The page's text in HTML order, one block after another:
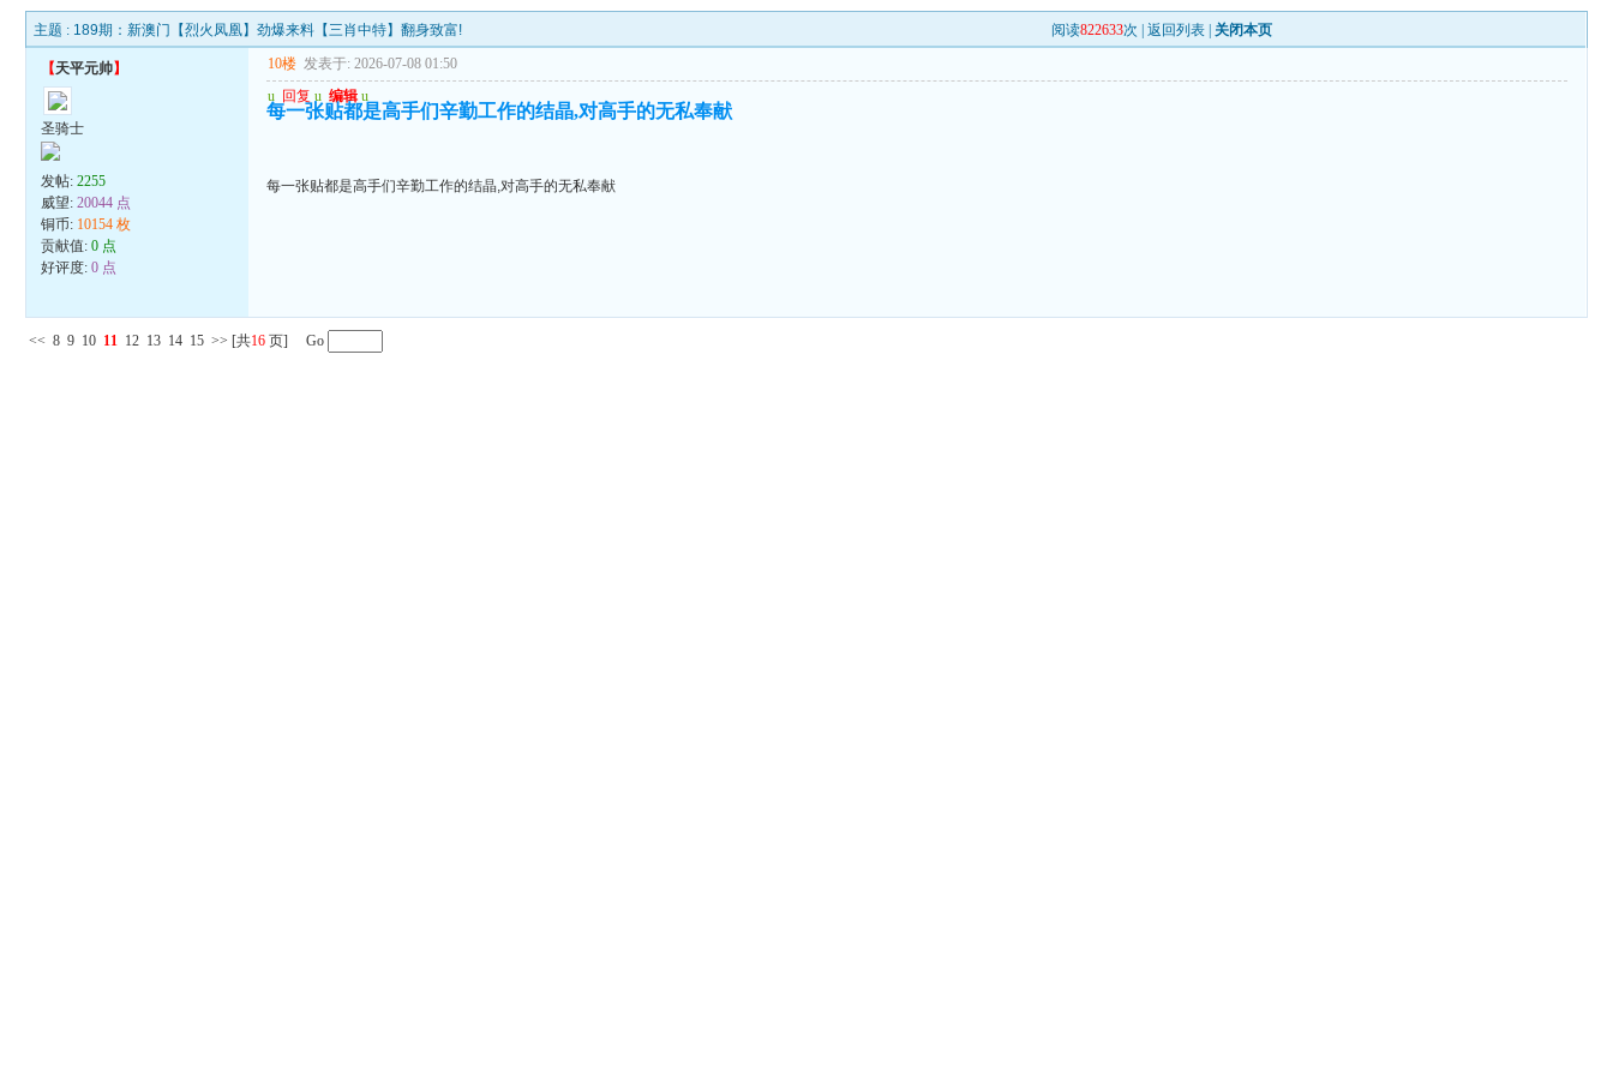
主题 : 189期：新澳门【烈火凤凰】劲爆来料【三肖中特】翻身致富! 阅读822633次 |返回列表 关闭本页
【天平元帅】
圣骑士
发帖:2255
威望:20044 点
铜币: 10154 枚
贡献值:0 点
好评度:0 点
10楼 发表于: 2026-07-08 01:50
u 回复 u 编辑 u
每一张贴都是高手们辛勤工作的结晶,对高手的无私奉献
每一张贴都是高手们辛勤工作的结晶,对高手的无私奉献
<< 8 9 10 11 12 13 14 15 >> [共16 页] Go